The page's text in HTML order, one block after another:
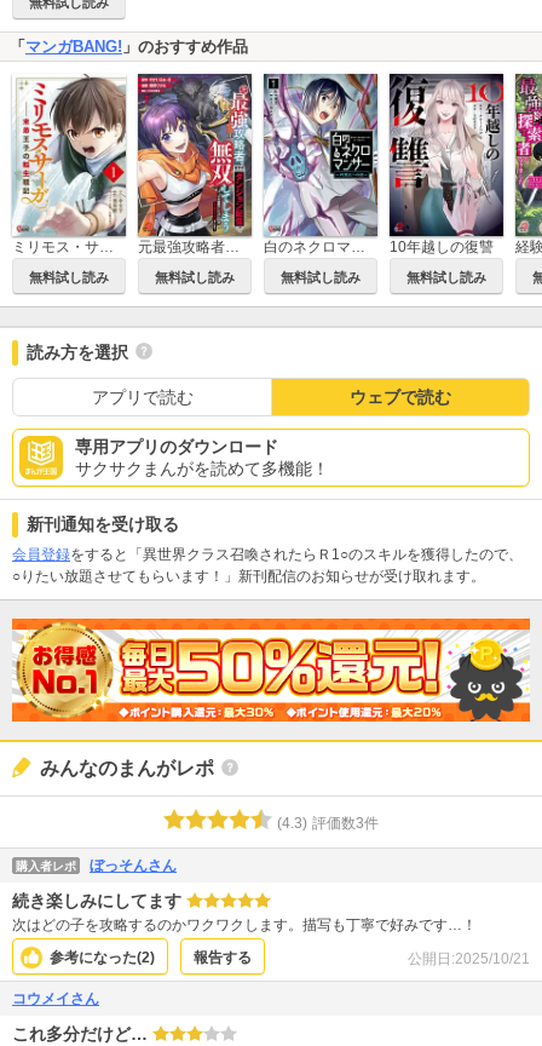
「 マンガBANG! 」のおすすめ作品
ミリモス・サーガ－末弟王子の転生戦記
無料試し読み
元最強攻略者、望まぬダンジョン配信で無双してしまう～コーチの依頼をしてきたのは大人気アイドルでした～
無料試し読み
白のネクロマンサー ～死霊王への道～
無料試し読み
10年越しの復讐
無料試し読み
読み方を選択
アプリで読む ウェブで読む
専用アプリのダウンロード
サクサクまんがを読めて多機能！
新刊通知を受け取る
会員登録をすると「異世界クラス召喚されたらＲ1○のスキルを獲得したので、
○りたい放題させてもらいます！」新刊配信のお知らせが受け取れます。
みんなのまんがレポ
(4.3) 評価数3件
購入者レポ ぼっそんさん
続き楽しみにしてます
次はどの子を攻略するのかワクワクします。描写も丁寧で好みです…！
参考になった(2) 報告する 公開日:2025/10/21
コウメイさん
これ多分だけど…